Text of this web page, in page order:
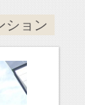
ション